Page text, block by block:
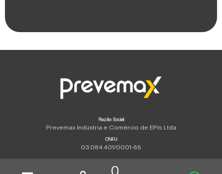
0
Razão Social
Prevemax Indústria e Comércio de EPIs Ltda
CNPJ
03.084.401/0001-65
Copyright © 2026 | Todos los derechos reservados.